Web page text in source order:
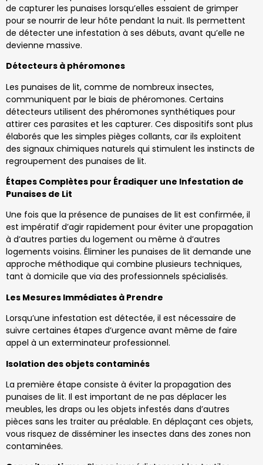
de capturer les punaises lorsqu’elles essaient de grimper
pour se nourrir de leur hôte pendant la nuit. Ils permettent
de détecter une infestation à ses débuts, avant qu’elle ne
devienne massive.
Détecteurs à phéromones
Les punaises de lit, comme de nombreux insectes,
communiquent par le biais de phéromones. Certains
détecteurs utilisent des phéromones synthétiques pour
attirer ces parasites et les capturer. Ces dispositifs sont plus
élaborés que les simples pièges collants, car ils exploitent
des signaux chimiques naturels qui stimulent les instincts de
regroupement des punaises de lit.
Étapes Complètes pour Éradiquer une Infestation de
Punaises de Lit
Une fois que la présence de punaises de lit est confirmée, il
est impératif d’agir rapidement pour éviter une propagation
à d’autres parties du logement ou même à d’autres
logements voisins. Éliminer les punaises de lit demande une
approche méthodique qui combine plusieurs techniques,
tant à domicile que via des professionnels spécialisés.
Les Mesures Immédiates à Prendre
Lorsqu’une infestation est détectée, il est nécessaire de
suivre certaines étapes d’urgence avant même de faire
appel à un exterminateur professionnel.
Isolation des objets contaminés
La première étape consiste à éviter la propagation des
punaises de lit. Il est important de ne pas déplacer les
meubles, les draps ou les objets infestés dans d’autres
pièces sans les traiter au préalable. En déplaçant ces objets,
vous risquez de disséminer les insectes dans des zones non
contaminées.